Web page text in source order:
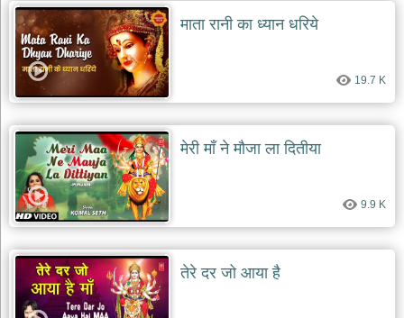
माता रानी का ध्यान धरिये
19.7 K
मेरी माँ ने मौजा ला दितीया
9.9 K
तेरे दर जो आया है